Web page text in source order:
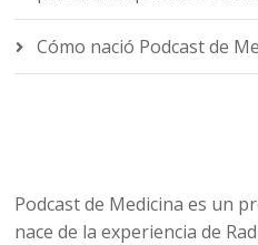
Cómo nació Podcast de
Podcast de Medicina es un
nace de la experiencia de